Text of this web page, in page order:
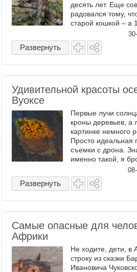
десять лет. Еще
радовался тому,
старой кошкой – а
возраст более
родила котенка.
Развернуть
Удивительной красоты
Вуоксе
Первые лучи
кроны деревьев, а
картинке немного
Просто идеальная
съемки с дрона.
именно такой, я
на север
озера Вуокса, ...
Развернуть
Самые опасные для
Африки
Не ходите, дети, в
строку из сказки
Ивановича